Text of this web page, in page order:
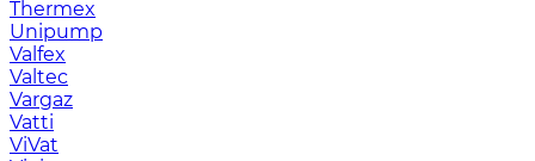
Thermex
Unipump
Valfex
Valtec
Vargaz
Vatti
ViVat